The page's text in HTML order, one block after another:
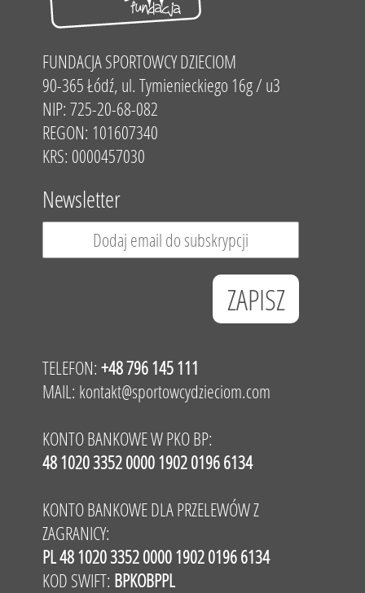
FUNDACJA SPORTOWCY DZIECIOM
90-365 Łódź, ul. Tymienieckiego 16g / u3
NIP: 725-20-68-082
REGON: 101607340
KRS: 0000457030
Newsletter
TELEFON: +48 796 145 111
MAIL: kontakt@sportowcydzieciom.com
KONTO BANKOWE W PKO BP:
48 1020 3352 0000 1902 0196 6134
KONTO BANKOWE DLA PRZELEWÓW Z
ZAGRANICY:
PL 48 1020 3352 0000 1902 0196 6134
KOD SWIFT: BPKOBPPL